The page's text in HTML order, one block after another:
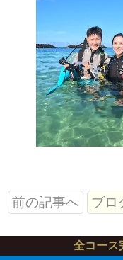
前の記事へ ブロ
全コース